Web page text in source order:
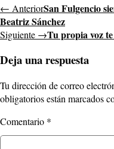
← AnteriorSan Fulgencio
Beatriz Sánchez
Siguiente →Tu propia voz
Deja una respuesta
Tu dirección de correo
obligatorios están marcados
Comentario *